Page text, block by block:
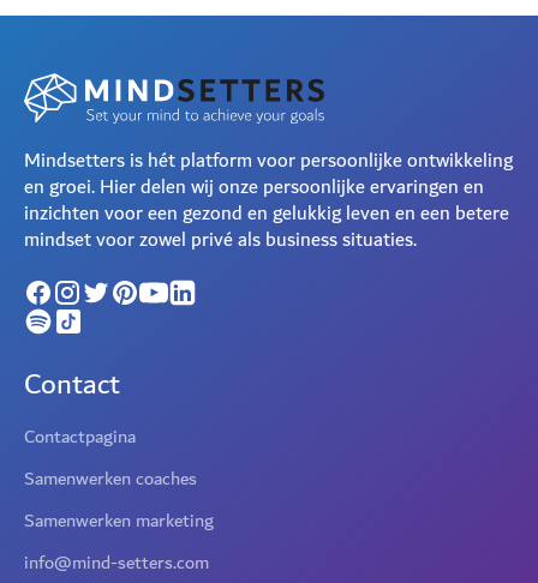
Mindsetters is hét platform voor persoonlijke ontwikkeling
en groei. Hier delen wij onze persoonlijke ervaringen en
inzichten voor een gezond en gelukkig leven en een betere
mindset voor zowel privé als business situaties.
Contact
Contactpagina
Samenwerken coaches
Samenwerken marketing
info@mind-setters.com